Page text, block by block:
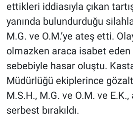
ettikleri iddiasıyla çıkan
yanında bulundurduğu
M.G. ve O.M.’ye ateş etti.
olmazken araca isabet
sebebiyle hasar oluştu.
Müdürlüğü ekiplerince
M.S.H., M.G. ve O.M. ve
serbest bırakıldı.